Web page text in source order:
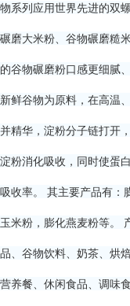
物系列应用世界先进的双
碾磨大米粉、谷物碾磨糙
的谷物碾磨粉口感更细腻
新鲜谷物为原料，在高温
并精华，淀粉分子链打开
淀粉消化吸收，同时使蛋
吸收率。 其主要产品有：
玉米粉，膨化燕麦粉等。
品、谷物饮料、奶茶、烘
营养餐、休闲食品、调味